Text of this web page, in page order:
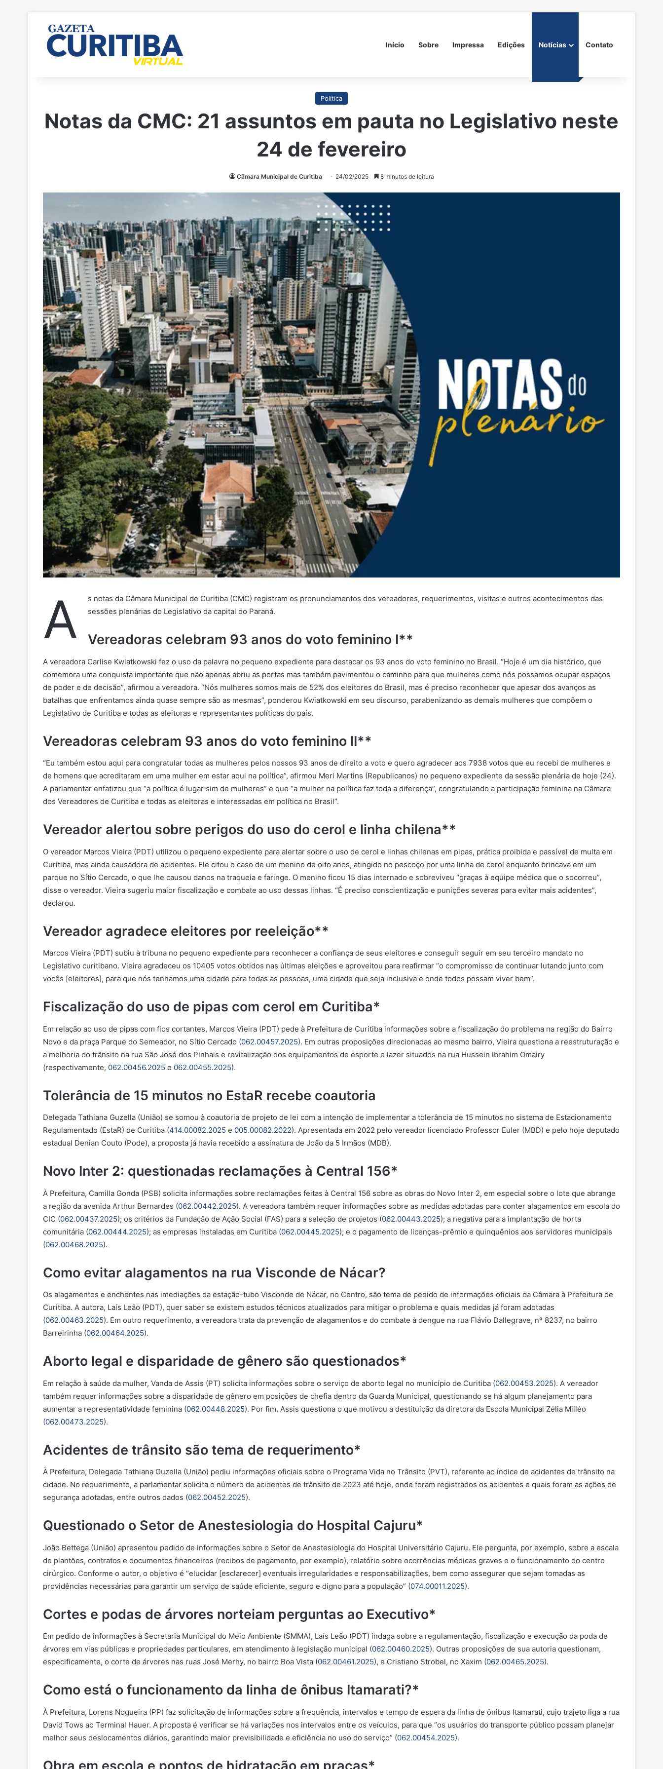
Início Sobre Impressa Edições Notícias Contato
Política
Notas da CMC: 21 assuntos em pauta no Legislativo neste
24 de fevereiro
Câmara Municipal de Curitiba 24/02/2025 8 minutos de leitura
A
s notas da Câmara Municipal de Curitiba (CMC) registram os pronunciamentos dos vereadores, requerimentos, visitas e outros acontecimentos das
sessões plenárias do Legislativo da capital do Paraná.
Vereadoras celebram 93 anos do voto feminino I**
A vereadora Carlise Kwiatkowski fez o uso da palavra no pequeno expediente para destacar os 93 anos do voto feminino no Brasil. “Hoje é um dia histórico, que
comemora uma conquista importante que não apenas abriu as portas mas também pavimentou o caminho para que mulheres como nós possamos ocupar espaços
de poder e de decisão”, afirmou a vereadora. “Nós mulheres somos mais de 52% dos eleitores do Brasil, mas é preciso reconhecer que apesar dos avanços as
batalhas que enfrentamos ainda quase sempre são as mesmas”, ponderou Kwiatkowski em seu discurso, parabenizando as demais mulheres que compõem o
Legislativo de Curitiba e todas as eleitoras e representantes políticas do país.
Vereadoras celebram 93 anos do voto feminino II**
“Eu também estou aqui para congratular todas as mulheres pelos nossos 93 anos de direito a voto e quero agradecer aos 7938 votos que eu recebi de mulheres e
de homens que acreditaram em uma mulher em estar aqui na política”, afirmou Meri Martins (Republicanos) no pequeno expediente da sessão plenária de hoje (24).
A parlamentar enfatizou que “a política é lugar sim de mulheres” e que “a mulher na política faz toda a diferença”, congratulando a participação feminina na Câmara
dos Vereadores de Curitiba e todas as eleitoras e interessadas em política no Brasil”.
Vereador alertou sobre perigos do uso do cerol e linha chilena**
O vereador Marcos Vieira (PDT) utilizou o pequeno expediente para alertar sobre o uso de cerol e linhas chilenas em pipas, prática proibida e passível de multa em
Curitiba, mas ainda causadora de acidentes. Ele citou o caso de um menino de oito anos, atingido no pescoço por uma linha de cerol enquanto brincava em um
parque no Sítio Cercado, o que lhe causou danos na traqueia e faringe. O menino ficou 15 dias internado e sobreviveu “graças à equipe médica que o socorreu”,
disse o vereador. Vieira sugeriu maior fiscalização e combate ao uso dessas linhas. “É preciso conscientização e punições severas para evitar mais acidentes”,
declarou.
Vereador agradece eleitores por reeleição**
Marcos Vieira (PDT) subiu à tribuna no pequeno expediente para reconhecer a confiança de seus eleitores e conseguir seguir em seu terceiro mandato no
Legislativo curitibano. Vieira agradeceu os 10405 votos obtidos nas últimas eleições e aproveitou para reafirmar “o compromisso de continuar lutando junto com
vocês [eleitores], para que nós tenhamos uma cidade para todas as pessoas, uma cidade que seja inclusiva e onde todos possam viver bem”.
Fiscalização do uso de pipas com cerol em Curitiba*
Em relação ao uso de pipas com fios cortantes, Marcos Vieira (PDT) pede à Prefeitura de Curitiba informações sobre a fiscalização do problema na região do Bairro
Novo e da praça Parque do Semeador, no Sítio Cercado (062.00457.2025). Em outras proposições direcionadas ao mesmo bairro, Vieira questiona a reestruturação e
a melhoria do trânsito na rua São José dos Pinhais e revitalização dos equipamentos de esporte e lazer situados na rua Hussein Ibrahim Omairy
(respectivamente, 062.00456.2025 e 062.00455.2025).
Tolerância de 15 minutos no EstaR recebe coautoria
Delegada Tathiana Guzella (União) se somou à coautoria de projeto de lei com a intenção de implementar a tolerância de 15 minutos no sistema de Estacionamento
Regulamentado (EstaR) de Curitiba (414.00082.2025 e 005.00082.2022). Apresentada em 2022 pelo vereador licenciado Professor Euler (MBD) e pelo hoje deputado
estadual Denian Couto (Pode), a proposta já havia recebido a assinatura de João da 5 Irmãos (MDB).
Novo Inter 2: questionadas reclamações à Central 156*
À Prefeitura, Camilla Gonda (PSB) solicita informações sobre reclamações feitas à Central 156 sobre as obras do Novo Inter 2, em especial sobre o lote que abrange
a região da avenida Arthur Bernardes (062.00442.2025). A vereadora também requer informações sobre as medidas adotadas para conter alagamentos em escola do
CIC (062.00437.2025); os critérios da Fundação de Ação Social (FAS) para a seleção de projetos (062.00443.2025); a negativa para a implantação de horta
comunitária (062.00444.2025); as empresas instaladas em Curitiba (062.00445.2025); e o pagamento de licenças-prêmio e quinquênios aos servidores municipais
(062.00468.2025).
Como evitar alagamentos na rua Visconde de Nácar?
Os alagamentos e enchentes nas imediações da estação-tubo Visconde de Nácar, no Centro, são tema de pedido de informações oficiais da Câmara à Prefeitura de
Curitiba. A autora, Laís Leão (PDT), quer saber se existem estudos técnicos atualizados para mitigar o problema e quais medidas já foram adotadas
(062.00463.2025). Em outro requerimento, a vereadora trata da prevenção de alagamentos e do combate à dengue na rua Flávio Dallegrave, nº 8237, no bairro
Barreirinha (062.00464.2025).
Aborto legal e disparidade de gênero são questionados*
Em relação à saúde da mulher, Vanda de Assis (PT) solicita informações sobre o serviço de aborto legal no município de Curitiba (062.00453.2025). A vereador
também requer informações sobre a disparidade de gênero em posições de chefia dentro da Guarda Municipal, questionando se há algum planejamento para
aumentar a representatividade feminina (062.00448.2025). Por fim, Assis questiona o que motivou a destituição da diretora da Escola Municipal Zélia Milléo
(062.00473.2025).
Acidentes de trânsito são tema de requerimento*
À Prefeitura, Delegada Tathiana Guzella (União) pediu informações oficiais sobre o Programa Vida no Trânsito (PVT), referente ao índice de acidentes de trânsito na
cidade. No requerimento, a parlamentar solicita o número de acidentes de trânsito de 2023 até hoje, onde foram registrados os acidentes e quais foram as ações de
segurança adotadas, entre outros dados (062.00452.2025).
Questionado o Setor de Anestesiologia do Hospital Cajuru*
João Bettega (União) apresentou pedido de informações sobre o Setor de Anestesiologia do Hospital Universitário Cajuru. Ele pergunta, por exemplo, sobre a escala
de plantões, contratos e documentos financeiros (recibos de pagamento, por exemplo), relatório sobre ocorrências médicas graves e o funcionamento do centro
cirúrgico. Conforme o autor, o objetivo é “elucidar [esclarecer] eventuais irregularidades e responsabilizações, bem como assegurar que sejam tomadas as
providências necessárias para garantir um serviço de saúde eficiente, seguro e digno para a população” (074.00011.2025).
Cortes e podas de árvores norteiam perguntas ao Executivo*
Em pedido de informações à Secretaria Municipal do Meio Ambiente (SMMA), Laís Leão (PDT) indaga sobre a regulamentação, fiscalização e execução da poda de
árvores em vias públicas e propriedades particulares, em atendimento à legislação municipal (062.00460.2025). Outras proposições de sua autoria questionam,
especificamente, o corte de árvores nas ruas José Merhy, no bairro Boa Vista (062.00461.2025), e Cristiano Strobel, no Xaxim (062.00465.2025).
Como está o funcionamento da linha de ônibus Itamarati?*
À Prefeitura, Lorens Nogueira (PP) faz solicitação de informações sobre a frequência, intervalos e tempo de espera da linha de ônibus Itamarati, cujo trajeto liga a rua
David Tows ao Terminal Hauer. A proposta é verificar se há variações nos intervalos entre os veículos, para que “os usuários do transporte público possam planejar
melhor seus deslocamentos diários, garantindo maior previsibilidade e eficiência no uso do serviço” (062.00454.2025).
Obra em escola e pontos de hidratação em praças*